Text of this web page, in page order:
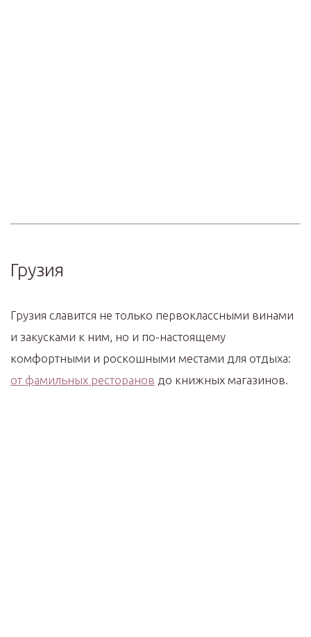
Грузия
Грузия славится не только первоклассными винами
и закусками к ним, но и по-настоящему
комфортными и роскошными местами для отдыха:
от фамильных ресторанов до книжных магазинов.